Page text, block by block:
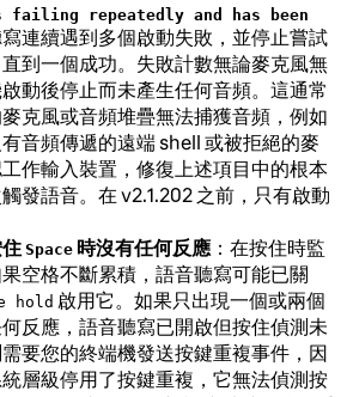
repeatedly and has been
寫連續遇到多個啟動失敗，並停止嘗試
到一個成功。失敗計數無論麥克風無
動後停止而未產生任何音頻。這通常
克風或音頻堆疊無法捕獲音頻，例如
音頻傳遞的遠端 shell 或被拒絕的麥
作輸入裝置，修復上述項目中的根本
發語音。在 v2.1.202 之前，只有啟動
Space 時沒有任何反應 ：在按住時監
空格不斷累積，語音聽寫可能已關
hold 啟用它。如果只出現一個或兩個
反應，語音聽寫已開啟但按住偵測未
要您的終端機發送按鍵重複事件，因
層級停用了按鍵重複，它無法偵測按